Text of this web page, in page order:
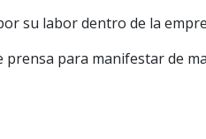
su labor dentro de la
para manifestar de